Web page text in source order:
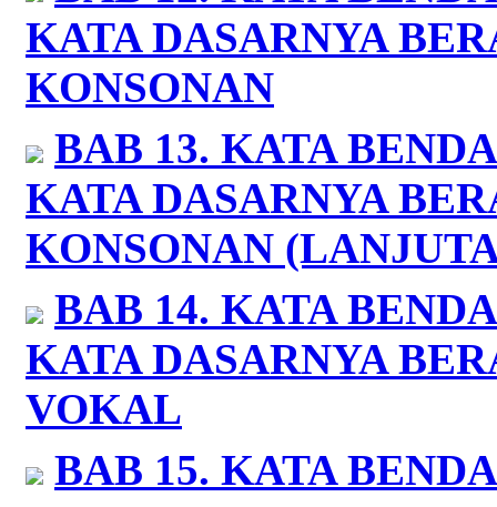
KATA DASARNYA
KONSONAN
BAB 13. KATA
KATA DASARNYA
KONSONAN
BAB 14. KATA
KATA DASARNYA
VOKAL
BAB 15. KATA